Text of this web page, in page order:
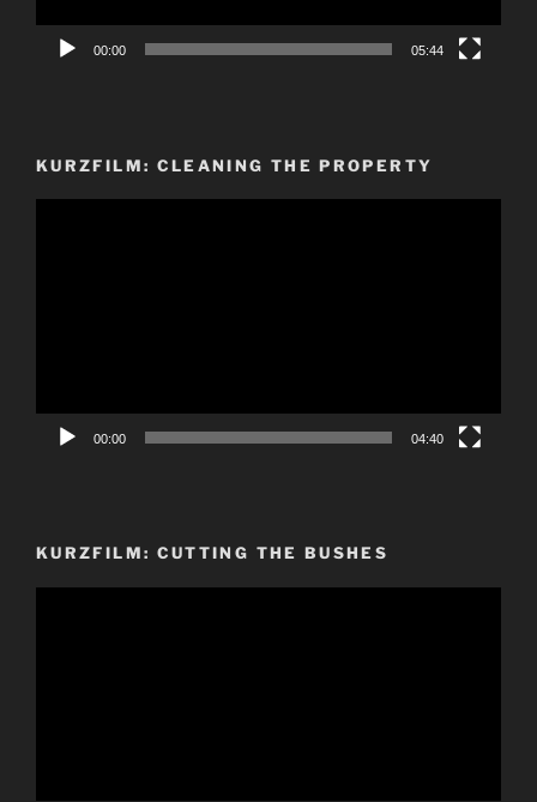
00:00 05:44
KURZFILM: CLEANING THE PROPERTY
00:00 04:40
KURZFILM: CUTTING THE BUSHES